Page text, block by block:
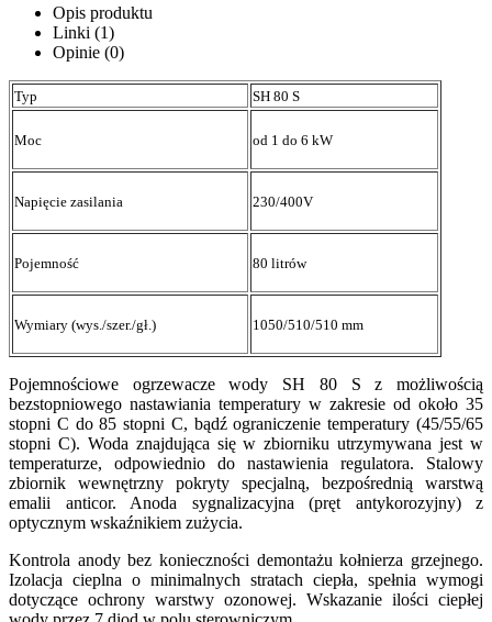
Opis produktu
Linki (1)
Opinie (0)
Typ SH 80 S
Moc od 1 do 6 kW
Napięcie zasilania 230/400V
Pojemność 80 litrów
Wymiary (wys./szer./gł.) 1050/510/510 mm
Pojemnościowe ogrzewacze wody SH 80 S z możliwością
bezstopniowego nastawiania temperatury w zakresie od około 35
stopni C do 85 stopni C, bądź ograniczenie temperatury (45/55/65
stopni C). Woda znajdująca się w zbiorniku utrzymywana jest w
temperaturze, odpowiednio do nastawienia regulatora. Stalowy
zbiornik wewnętrzny pokryty specjalną, bezpośrednią warstwą
emalii anticor. Anoda sygnalizacyjna (pręt antykorozyjny) z
optycznym wskaźnikiem zużycia.
Kontrola anody bez konieczności demontażu kołnierza grzejnego.
Izolacja cieplna o minimalnych stratach ciepła, spełnia wymogi
dotyczące ochrony warstwy ozonowej. Wskazanie ilości ciepłej